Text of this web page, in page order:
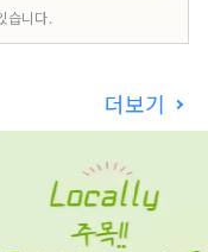
습니다.
더보기